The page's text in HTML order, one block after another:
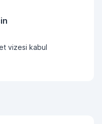
vizesi kabul